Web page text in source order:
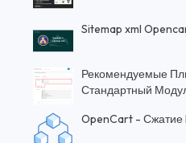
Sitemap xml
Рекомендуемые
Стандартный
OpenCart - Сжатие